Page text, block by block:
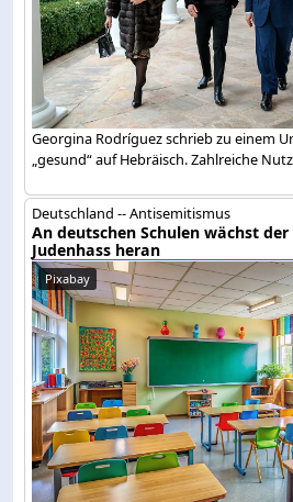
Georgina Rodríguez schrieb zu einem
„gesund“ auf Hebräisch. Zahlreiche
Deutschland -- Antisemitismus
An deutschen Schulen wächst
Judenhass heran
Pixabay